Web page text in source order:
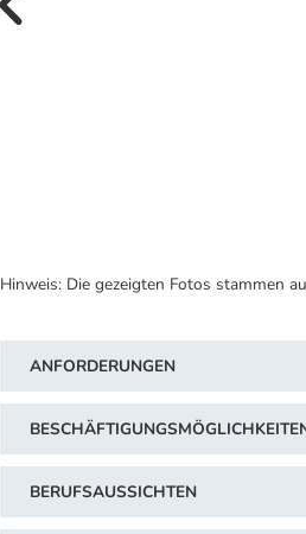
Hinweis: Die gezeigten Fotos stammen
ANFORDERUNGEN
BERUFSAUSSICHTEN